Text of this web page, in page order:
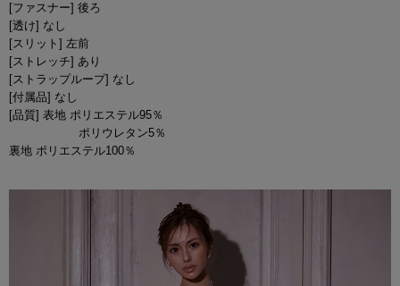
[ファスナー] 後ろ
[透け] なし
[スリット] 左前
[ストレッチ] あり
[ストラップループ] なし
[付属品] なし
[品質] 表地 ポリエステル95％
ポリウレタン5％
裏地 ポリエステル100％